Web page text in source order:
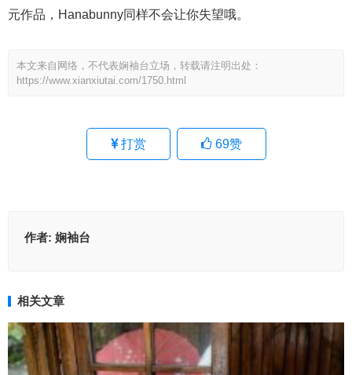
元作品，Hanabunny同样不会让你失望哦。
本文来自网络，不代表娴袖台立场，转载请注明出处：
https://www.xianxiutai.com/1750.html
打赏 69赞
作者: 娴袖台
相关文章